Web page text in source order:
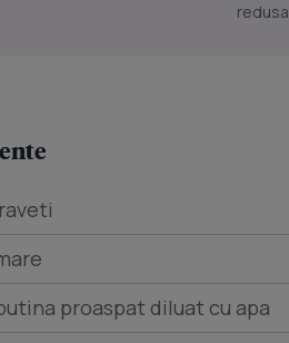
redusa
proaspat diluat cu apa